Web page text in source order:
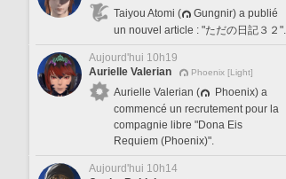
Taiyou Atomi (
Gungnir) a publié
un nouvel article : "ただの日記３２".
Aujourd'hui 10h19
Aurielle Valerian
Phoenix [Light]
Aurielle Valerian (
Phoenix) a
commencé un recrutement pour la
compagnie libre "Dona Eis
Requiem (Phoenix)".
Aujourd'hui 10h14